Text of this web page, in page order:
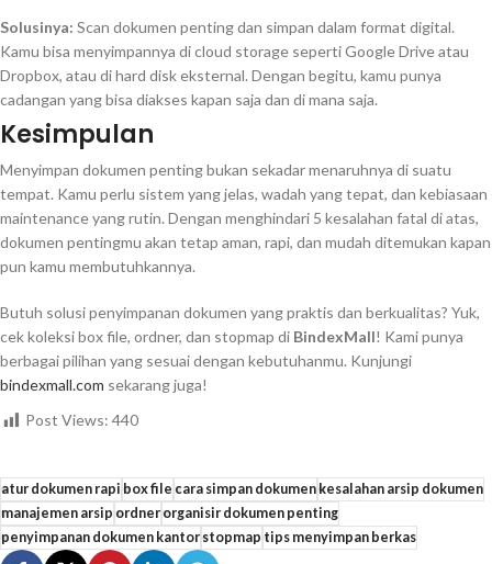
Solusinya: Scan dokumen penting dan simpan dalam format digital.
Kamu bisa menyimpannya di cloud storage seperti Google Drive atau
Dropbox, atau di hard disk eksternal. Dengan begitu, kamu punya
cadangan yang bisa diakses kapan saja dan di mana saja.
Kesimpulan
Menyimpan dokumen penting bukan sekadar menaruhnya di suatu
tempat. Kamu perlu sistem yang jelas, wadah yang tepat, dan kebiasaan
maintenance yang rutin. Dengan menghindari 5 kesalahan fatal di atas,
dokumen pentingmu akan tetap aman, rapi, dan mudah ditemukan kapan
pun kamu membutuhkannya.
Butuh solusi penyimpanan dokumen yang praktis dan berkualitas? Yuk,
cek koleksi box file, ordner, dan stopmap di BindexMall! Kami punya
berbagai pilihan yang sesuai dengan kebutuhanmu. Kunjungi
bindexmall.com sekarang juga!
Post Views: 440
atur dokumen rapi box file cara simpan dokumenkesalahan arsip dokumen
manajemen arsip ordnerorganisir dokumen penting
penyimpanan dokumen kantorstopmap tips menyimpan berkas